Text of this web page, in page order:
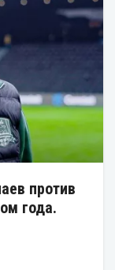
против
года.